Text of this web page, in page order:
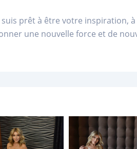
prêt à être votre inspiration,
une nouvelle force et de